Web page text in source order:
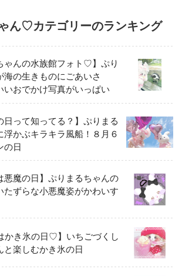
ん♡カテゴリーのランキング
ゃんの水族館フォト♡】ぷり
海の生きものにごあいさ
おでかけ写真がいっぱい
日って知ってる？】ぷりまる
浮かぶキラキラ風船！８月６
の日
悪魔の日】ぷりまるちゃんの
たずらな小悪魔姿がかわいす
かき氷の日♡】いちごづくし
と楽しむかき氷の日